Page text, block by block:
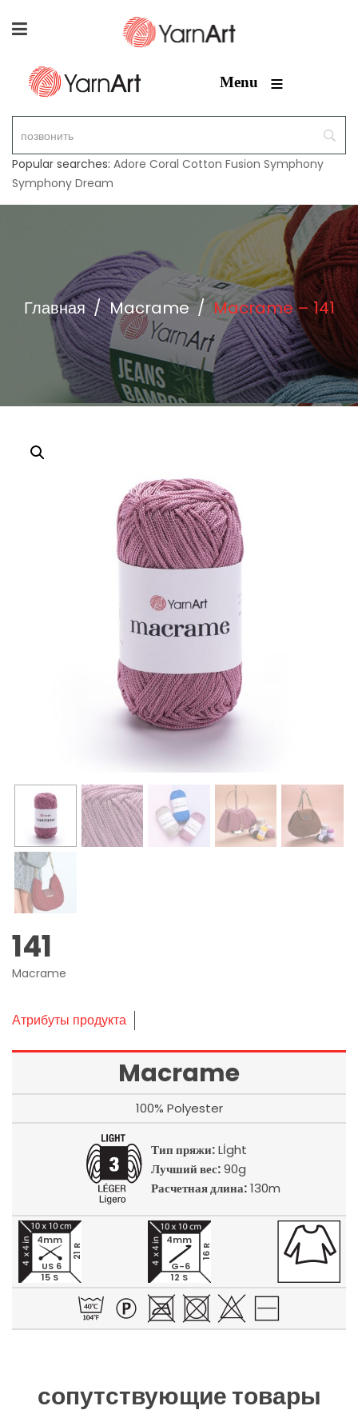
Menu ≡
Popular searches: Adore Coral Cotton Fusion Symphony
Symphony Dream
Главная / Macrame / Macrame – 141
141
Macrame
Атрибуты продукта
Macrame
100% Polyester
Тип пряжи:Lİght
Лучший вес:90g
Расчетная длина:130m
15 S
21 R
4mm
US 6
12 S
16 R
4mm
G-6
сопутствующие товары